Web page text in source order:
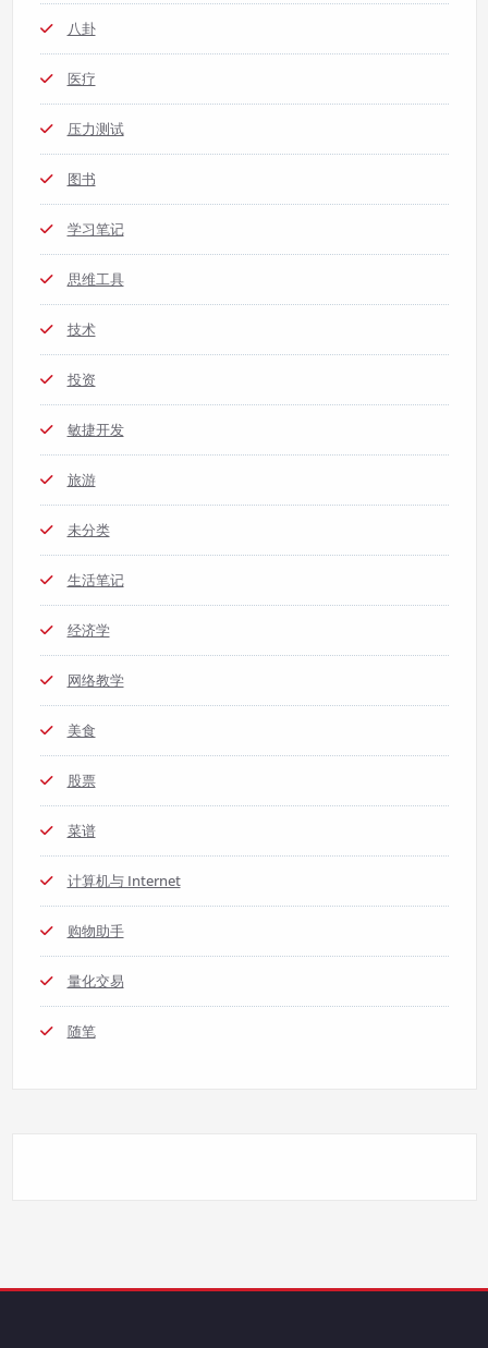
八卦
医疗
压力测试
图书
学习笔记
思维工具
技术
投资
敏捷开发
旅游
未分类
生活笔记
经济学
网络教学
美食
股票
菜谱
计算机与 Internet
购物助手
量化交易
随笔